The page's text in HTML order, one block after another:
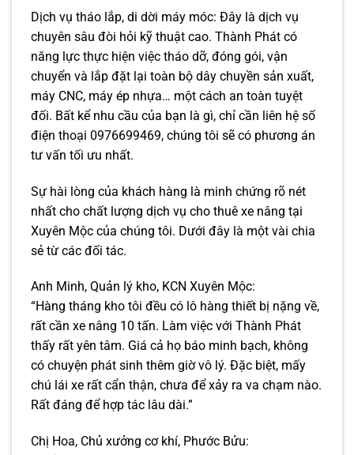
Dịch vụ tháo lắp, di dời máy móc: Đây là dịch vụ
chuyên sâu đòi hỏi kỹ thuật cao. Thành Phát có
năng lực thực hiện việc tháo dỡ, đóng gói, vận
chuyển và lắp đặt lại toàn bộ dây chuyền sản xuất,
máy CNC, máy ép nhựa… một cách an toàn tuyệt
đối. Bất kể nhu cầu của bạn là gì, chỉ cần liên hệ số
điện thoại 0976699469, chúng tôi sẽ có phương án
tư vấn tối ưu nhất.
Sự hài lòng của khách hàng là minh chứng rõ nét
nhất cho chất lượng dịch vụ cho thuê xe nâng tại
Xuyên Mộc của chúng tôi. Dưới đây là một vài chia
sẻ từ các đối tác.
Anh Minh, Quản lý kho, KCN Xuyên Mộc:
“Hàng tháng kho tôi đều có lô hàng thiết bị nặng về,
rất cần xe nâng 10 tấn. Làm việc với Thành Phát
thấy rất yên tâm. Giá cả họ báo minh bạch, không
có chuyện phát sinh thêm giờ vô lý. Đặc biệt, mấy
chú lái xe rất cẩn thận, chưa để xảy ra va chạm nào.
Rất đáng để hợp tác lâu dài.”
Chị Hoa, Chủ xưởng cơ khí, Phước Bửu: